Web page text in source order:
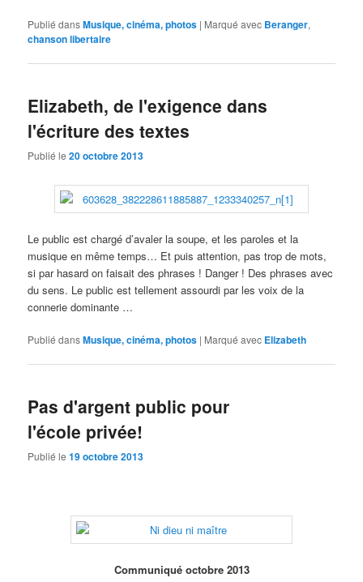
Publié dansMusique, cinéma, photos | Marqué avec Beranger,
chanson libertaire
Elizabeth, de l'exigence dans
l'écriture des textes
Publié le20 octobre 2013
Le public est chargé d’avaler la soupe, et les paroles et la
musique en même temps… Et puis attention, pas trop de mots,
si par hasard on faisait des phrases ! Danger ! Des phrases avec
du sens. Le public est tellement assourdi par les voix de la
connerie dominante …
Publié dansMusique, cinéma, photos | Marqué avec Elizabeth
Pas d'argent public pour
l'école privée!
Publié le19 octobre 2013
Communiqué octobre 2013